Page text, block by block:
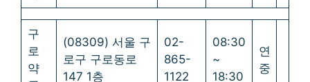
구
로
약
(08309) 서울 구
로구 구로동로
147 1층
02-
865-
1122
08:30
~
18:30
연
중